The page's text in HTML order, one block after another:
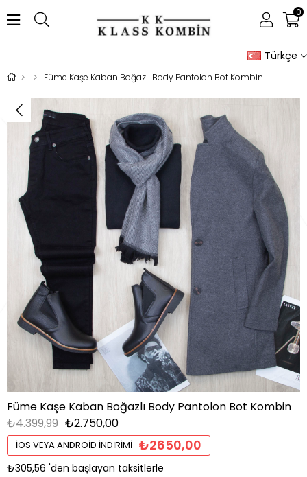
Türkçe
0
Füme Kaşe Kaban Boğazlı Body Pantolon Bot Kombin
Füme Kaşe Kaban Boğazlı Body Pantolon Bot Kombin
₺4.399,99 ₺2.750,00
İOS VEYA ANDROID İNDIRIMI ₺2650,00
₺305,56 'den başlayan taksitlerle